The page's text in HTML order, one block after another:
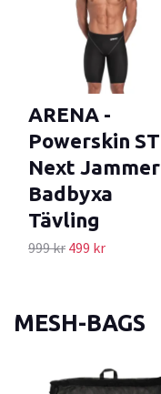
ARENA -
Powerskin ST
Next Jammer
Badbyxa
Tävling
999 kr 499 kr
MESH-BAGS